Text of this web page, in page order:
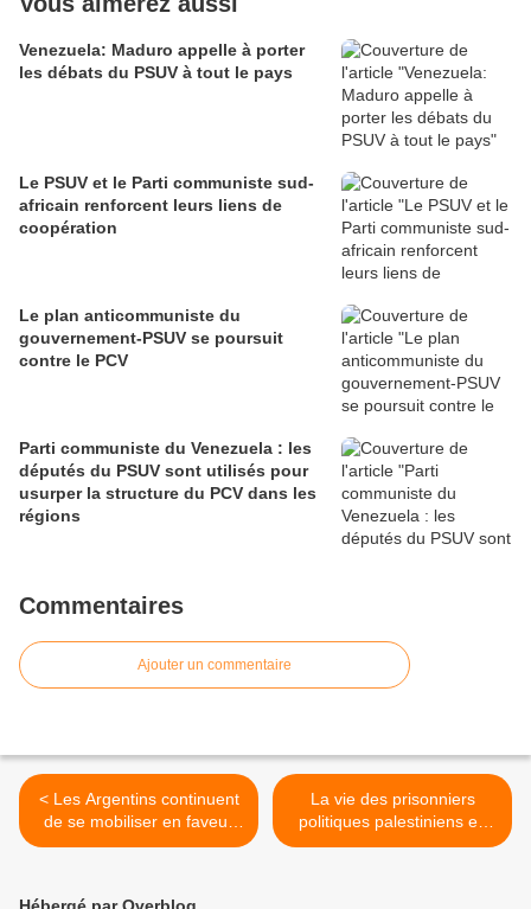
Venezuela: Maduro appelle à porter
les débats du PSUV à tout le pays
Le PSUV et le Parti communiste sud-
africain renforcent leurs liens de
coopération
Le plan anticommuniste du
gouvernement-PSUV se poursuit
contre le PCV
Parti communiste du Venezuela : les
députés du PSUV sont utilisés pour
usurper la structure du PCV dans les
régions
Commentaires
Ajouter un commentaire
< Les Argentins continuent
de se mobiliser en faveur
de Cristina Fernandez
La vie des prisonniers
politiques palestiniens en
danger dans les prisons